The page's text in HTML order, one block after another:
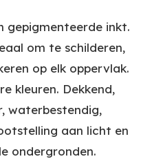
gepigmenteerde inkt.
om te schilderen,
op elk oppervlak.
kleuren. Dekkend,
waterbestendig,
aan licht en
ondergronden.